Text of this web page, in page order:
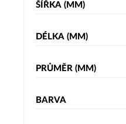
ŠÍŘKA (MM)
DÉLKA (MM)
PRŮMĚR (MM)
BARVA